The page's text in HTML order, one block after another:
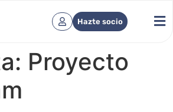
Hazte socio
Proyecto